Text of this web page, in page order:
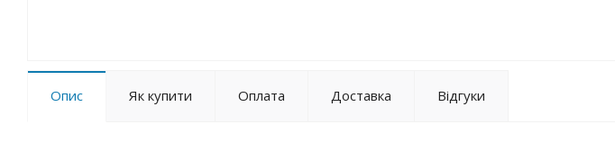
Опис Як купити Оплата Доставка Відгуки